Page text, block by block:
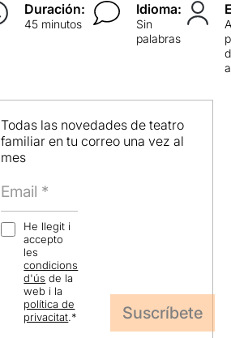
Duración:
45 minutos
Idioma:
Sin
palabras
Todas las novedades de teatro
familiar en tu correo una vez al
mes
He llegit i
accepto
les
condicions
d'ús de la
web i la
política de
privacitat.*